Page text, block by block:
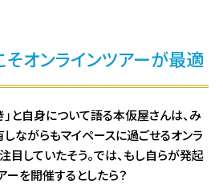
そオンラインツアーが最適
」と自身について語る本仮屋さんは、み
ながらもマイペースに過ごせるオンラ
目していたそう。では、もし自らが発起
ーを開催するとしたら？